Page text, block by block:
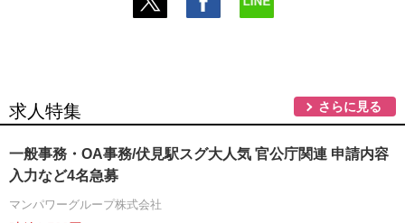
求人特集 さらに見る
一般事務・OA事務/伏見駅スグ大人気 官公庁関連 申請内容
入力など4名急募
マンパワーグループ株式会社